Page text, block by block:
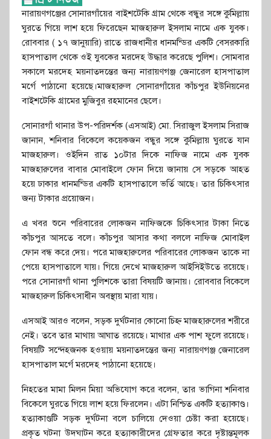
নারায়ণগঞ্জের সোনারগাঁয়ের বাইশটেকি গ্রাম থেকে বন্ধুর সঙ্গে কুমিল্লায়
ঘুরতে গিয়ে লাশ হয়ে ফিরেছেন মাজহারুল ইসলাম নামে এক যুবক।
রোববার ( ১৭ জানুয়ারি) রাতে রাজধানীর ধানমন্ডির একটি বেসরকারি
হাসপাতাল থেকে ওই যুবকের মরদেহ উদ্ধার করেছে পুলিশ। সোমবার
সকালে মরদেহ ময়নাতদন্তের জন্য নারায়ণগঞ্জ জেনারেল হাসপাতাল
মর্গে পাঠানো হয়েছে।মাজহারুল সোনারগাঁয়ের কাঁচপুর ইউনিয়নের
বাইশটেকি গ্রামের মুজিবুর রহমানের ছেলে।
সোনারগাঁ থানার উপ-পরিদর্শক (এসআই) মো. সিরাজুল ইসলাম সিরাজ
জানান, শনিবার বিকেলে কয়েকজন বন্ধুর সঙ্গে কুমিল্লায় ঘুরতে যান
মাজহারুল। ওইদিন রাত ১০টার দিকে নাফিজ নামে এক যুবক
মাজহারুলের বাবার মোবাইলে ফোন দিয়ে জানায় সে সড়কে আহত
হয়ে ঢাকার ধানমন্ডির একটি হাসপাতালে ভর্তি আছে। তার চিকিৎসার
জন্য টাকার প্রয়োজন।
এ খবর শুনে পরিবারের লোকজন নাফিজকে চিকিৎসার টাকা নিতে
কাঁচপুর আসতে বলে। কাঁচপুর আসার কথা বললে নাফিজ মোবাইল
ফোন বন্ধ করে দেয়। পরে মাজহারুলের পরিবারের লোকজন তাকে না
পেয়ে হাসপাতালে যায়। গিয়ে দেখে মাজহারুল আইসিইউতে রয়েছে।
পরে সোনারগাঁ থানা পুলিশকে তারা বিষয়টি জানায়। রোববার বিকেলে
মাজহারুল চিকিৎসাধীন অবস্থায় মারা যায়।
এসআই আরও বলেন, সড়ক দুর্ঘটনার কোনো চিহ্ন মাজহারুলের শরীরে
নেই। তবে তার মাথায় আঘাত রয়েছে। মাথার এক পাশ ফুলে রয়েছে।
বিষয়টি সন্দেহজনক হওয়ায় ময়নাতদন্তের জন্য নারায়ণগঞ্জ জেনারেল
হাসপাতাল মর্গে মরদেহ পাঠানো হয়েছে।
নিহতের মামা মিলন মিয়া অভিযোগ করে বলেন, তার ভাগিনা শনিবার
বিকেলে ঘুরতে গিয়ে লাশ হয়ে ফিরলেন। এটা নিশ্চিত একটি হত্যাকাণ্ড।
হত্যাকাণ্ডটি সড়ক দুর্ঘটনা বলে চালিয়ে দেওয়া চেষ্টা করা হয়েছে।
প্রকৃত ঘটনা উদঘাটন করে হত্যাকারীদের গ্রেফতার করে দৃষ্টান্তমূলক